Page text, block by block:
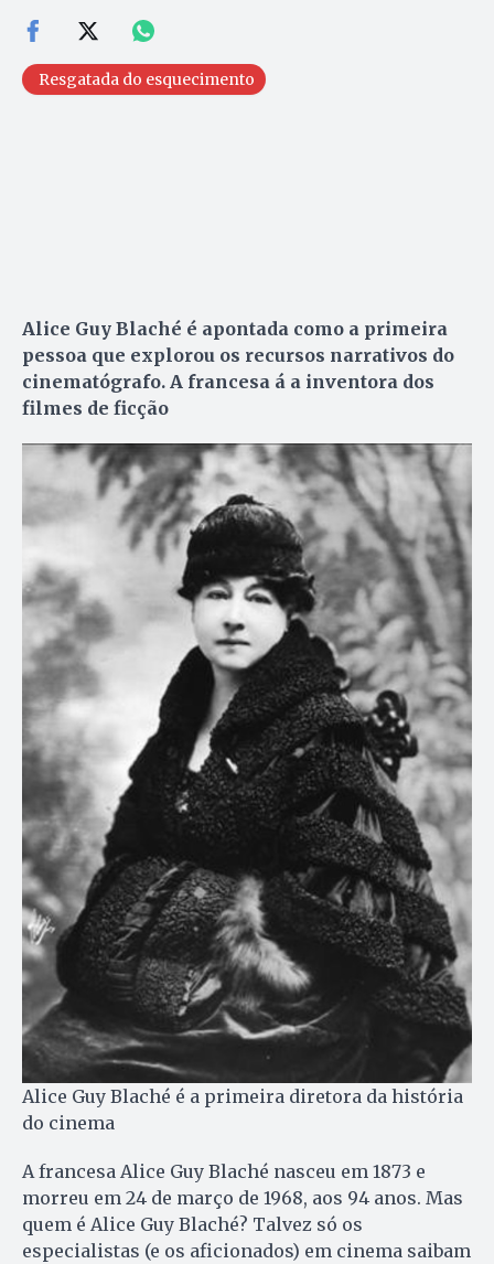
Resgatada do esquecimento
Alice Guy Blaché é apontada como a primeira
pessoa que explorou os recursos narrativos do
cinematógrafo. A francesa á a inventora dos
filmes de ficção
Alice Guy Blaché é a primeira diretora da história
do cinema
A francesa Alice Guy Blaché nasceu em 1873 e
morreu em 24 de março de 1968, aos 94 anos. Mas
quem é Alice Guy Blaché? Talvez só os
especialistas (e os aficionados) em cinema saibam